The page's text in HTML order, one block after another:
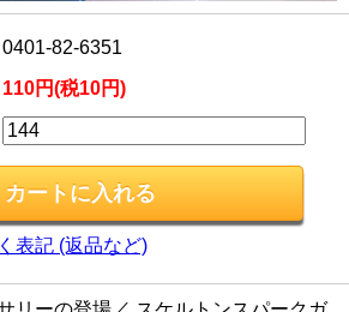
0401-82-6351
110円(税10円)
表記 (返品など)